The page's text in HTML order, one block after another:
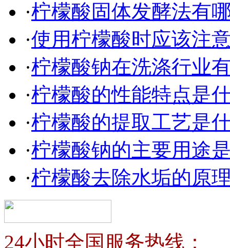
·柠檬酸固体发酵法有
·使用柠檬酸时应该注
·柠檬酸钠在洗涤行业
·柠檬酸的性能特点是
·柠檬酸的提取工艺是
·柠檬酸钠的主要用途
·柠檬酸去除水垢的原
24小时全国服务热线：